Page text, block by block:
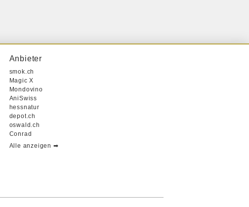
Anbieter
smok.ch
Magic X
Mondovino
AniSwiss
hessnatur
depot.ch
oswald.ch
Conrad
Alle anzeigen ➡︎